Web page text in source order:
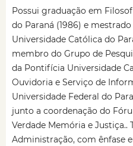
Possui graduação em
do Paraná (1986) e
Universidade Católica do
membro do Grupo de
da Pontifícia Universidade
Ouvidoria e Serviço de
Universidade Federal do
junto a coordenação do
Verdade Memória e Justiça..
Administração, com ênfase